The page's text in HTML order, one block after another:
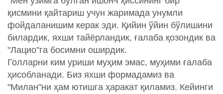
қисмини қайтариш учун жаримада унумли
фойдаланишим керак эди. Қийин ўйин бўлишини
билардик, яхши тайёрландик, ғалаба қозондик ва
"Лацио"га босимни оширдик.
Голларни ким уриши муҳим эмас, муҳими ғалаба
ҳисобланади. Биз яхши формадамиз ва
"Милан"ни ҳам ютишга ҳаракат қиламиз. Кейинги